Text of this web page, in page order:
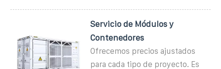
Servicio de Módulos y
Contenedores
Ofrecemos precios ajustados
para cada tipo de proyecto. Es